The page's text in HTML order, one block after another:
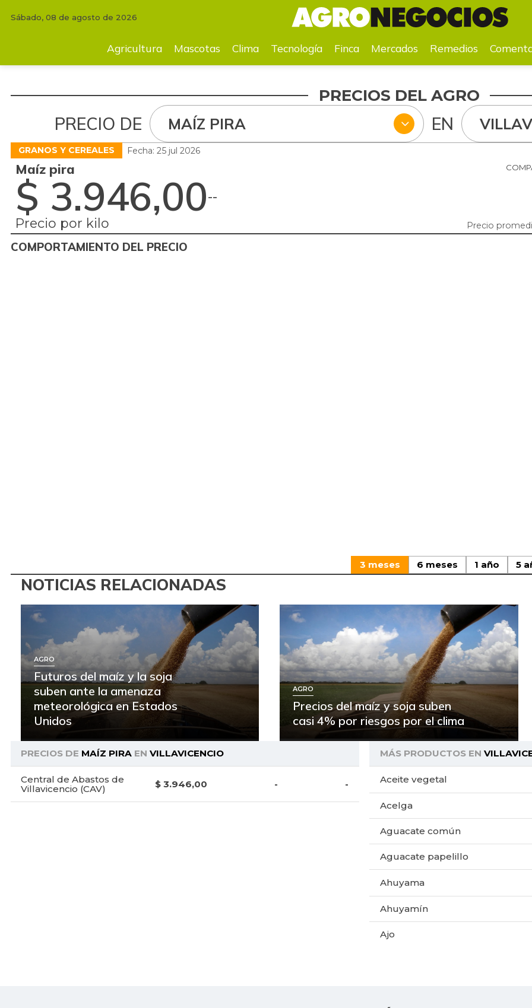
Mascotas Clima Tecnología Mercados Remedios Comentarios Agenda
Sábado, 08 de agosto de 2026
Agricultura Mascotas Clima Tecnología Finca Mercados Remedios
PRECIOS DEL AGRO
PRECIO DE MAÍZ PIRA EN
GRANOS Y CEREALES Fecha: 25 jul 2026
Maíz pira
$ 3.946,00--
Precio por kilo
Precio
COMPORTAMIENTO DEL PRECIO
3 meses 6 meses 1 año 5
NOTICIAS RELACIONADAS
AGRO
Futuros del maíz y la soja
suben ante la amenaza
meteorológica en Estados
Unidos
AGRO
Precios del maíz y soja suben
casi 4% por riesgos por el clima
PRECIOS DE MAÍZ PIRAEN VILLAVICENCIO
Central de Abastos de
Villavicencio (CAV)
$ 3.946,00 - -
MÁS PRODUCTOS EN
Aceite vegetal
Acelga
Aguacate común
Aguacate papelillo
Ahuyama
Ahuyamín
Ajo